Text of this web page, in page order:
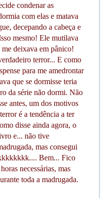
condenar as
com elas e matava
decepando a cabeça e
mesmo! Ele mutilava
deixava em pânico!
terror... E como
para me amedrontar
que se dormisse teria
da série não dormi. Não
antes, um dos motivos
é a tendência a ter
disse ainda agora, o
e... não tive
mas consegui
Bem... Fico
necessárias, mas
toda a madrugada.